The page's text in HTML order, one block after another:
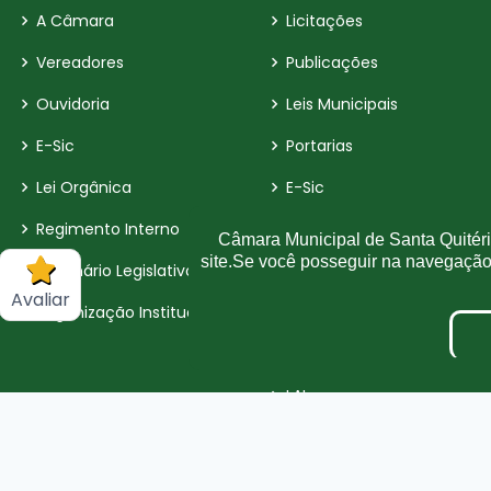
Avaliar
A Câmara
Vereadores
Ouvidoria
E-Sic
Lei Orgânica
Regimento Interno
Dicionário Legislativo
Organização Institucional
Licitações
Publicações
Leis Municipais
Portarias
E-Sic
Detalhamento de Pessoal
Perguntas Frequente
LAI
Câmara Municipal de Santa
site.Se você posseguir na